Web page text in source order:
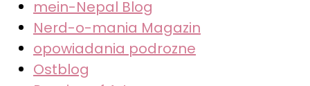
mein-Nepal Blog
Nerd-o-mania Magazin
opowiadania podrozne
Ostblog